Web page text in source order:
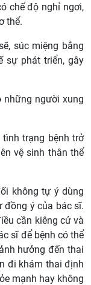
chế độ nghỉ ngơi,
thể.
súc miệng bằng
sự phát triển, gây
những người xung
trạng bệnh trở
vệ sinh thân thể
không tự ý dùng
đồng ý của bác sĩ.
cần kiêng cử và
sĩ để bệnh có thể
hưởng đến thai
đi khám thai định
mạnh hay không